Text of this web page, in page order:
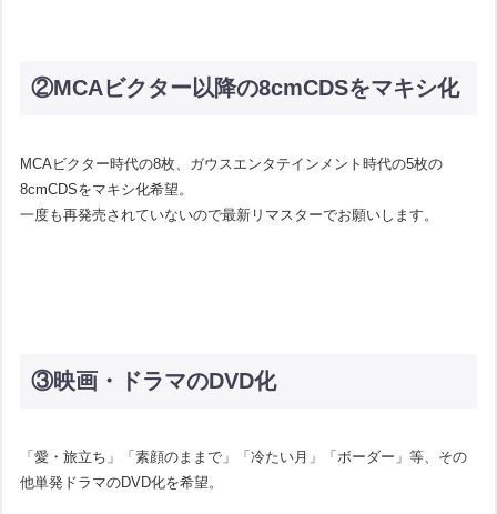
②MCAビクター以降の8cmCDSをマキシ化
MCAビクター時代の8枚、ガウスエンタテインメント時代の5枚の
8cmCDSをマキシ化希望。
一度も再発売されていないので最新リマスターでお願いします。
③映画・ドラマのDVD化
「愛・旅立ち」「素顔のままで」「冷たい月」「ボーダー」等、その
他単発ドラマのDVD化を希望。